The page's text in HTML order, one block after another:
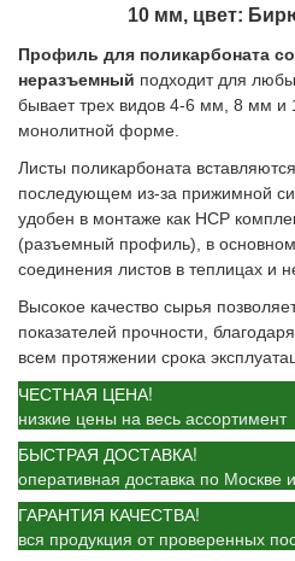
10 мм, цвет:
Профиль для поликарбоната
неразъемный подходит для
бывает трех видов 4-6 мм, 8 мм
монолитной форме.
Листы поликарбоната
последующем из-за прижимной
удобен в монтаже как HCP
(разъемный профиль), в основном
соединения листов в теплицах и
Высокое качество сырья
показателей прочности,
всем протяжении срока
ЧЕСТНАЯ ЦЕНА!
низкие цены на весь ассортимент
БЫСТРАЯ ДОСТАВКА!
оперативная доставка по
ГАРАНТИЯ КАЧЕСТВА!
вся продукция от проверенных